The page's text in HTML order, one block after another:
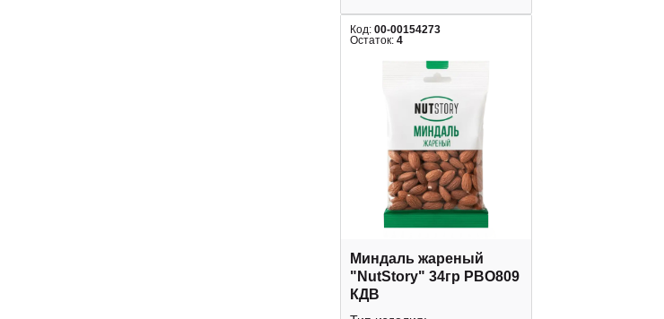
Код: 00-00154273
Остаток: 4
Миндаль жареный
"NutStory" 34гр РВО809
КДВ